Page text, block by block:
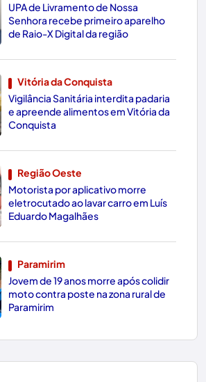
UPA de Livramento de Nossa
Senhora recebe primeiro aparelho
de Raio-X Digital da região
Vitória da Conquista
Vigilância Sanitária interdita padaria
e apreende alimentos em Vitória da
Conquista
Região Oeste
Motorista por aplicativo morre
eletrocutado ao lavar carro em Luís
Eduardo Magalhães
Paramirim
Jovem de 19 anos morre após colidir
moto contra poste na zona rural de
Paramirim